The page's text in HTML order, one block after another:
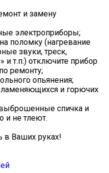
и замену
электроприборы;
поломку (нагревание
звуки, треск,
и т.п.) отключите прибор
ремонту;
опьянения;
и горючих
выброшенные спичка и
и не тлеют.
в Ваших руках!